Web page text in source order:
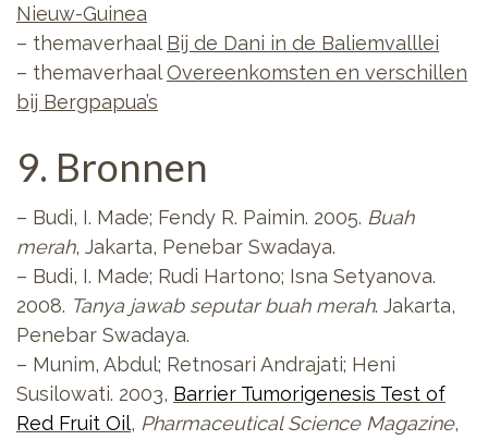
Nieuw-Guinea
– themaverhaal Bij de Dani in de Baliemvalllei
– themaverhaalOvereenkomsten en verschillen
bij Bergpapua’s
9. Bronnen
– Budi, I. Made; Fendy R. Paimin. 2005. Buah
merah, Jakarta, Penebar Swadaya.
– Budi, I. Made; Rudi Hartono; Isna Setyanova.
2008. Tanya jawab seputar buah merah. Jakarta,
Penebar Swadaya.
– Munim, Abdul; Retnosari Andrajati; Heni
Susilowati. 2003, Barrier Tumorigenesis Test of
Red Fruit Oil, Pharmaceutical Science Magazine,